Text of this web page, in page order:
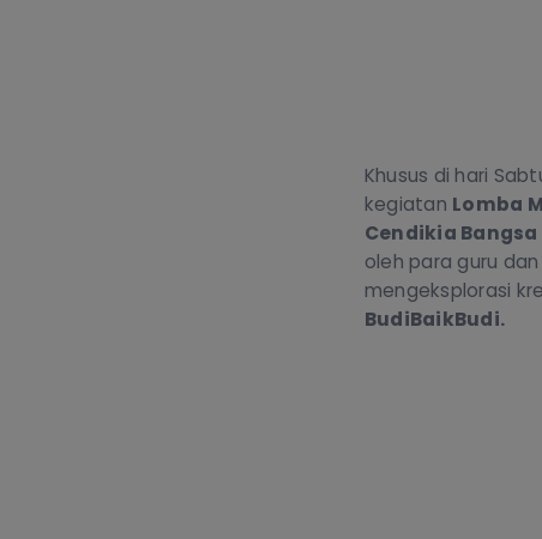
Khusus di hari
kegiatan Lomba
Cendikia
oleh para guru
mengeksplorasi
BudiBaikBudi.